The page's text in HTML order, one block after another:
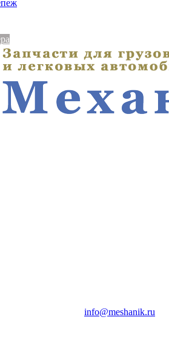
info@meshanik.ru